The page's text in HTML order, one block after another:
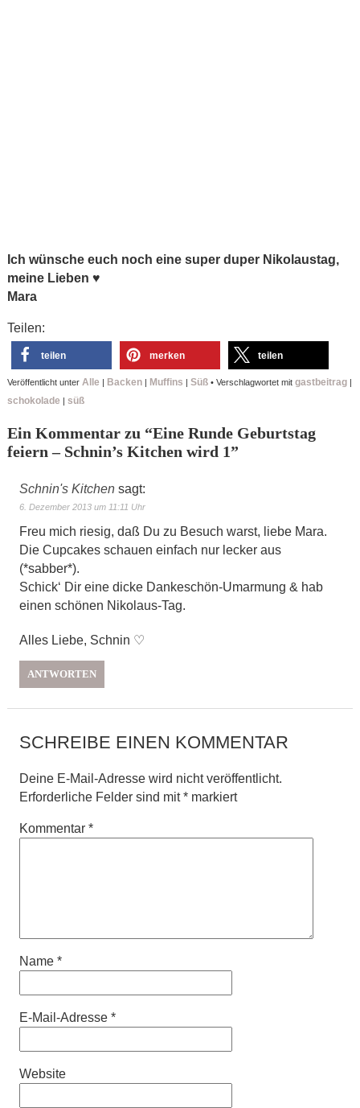
Ich wünsche euch noch eine super duper Nikolaustag,
meine Lieben ♥
Mara
Teilen:
teilen merken teilen
Veröffentlicht unter Alle Backen| Muffins Süß• Verschlagwortet mit gastbeitrag|
schokolade süß
Ein Kommentar zu “Eine Runde Geburtstag
feiern – Schnin’s Kitchen wird 1”
Schnin's Kitchen sagt:
6. Dezember 2013 um 11:11 Uhr
Freu mich riesig, daß Du zu Besuch warst, liebe Mara.
Die Cupcakes schauen einfach nur lecker aus
(*sabber*).
Schick‘ Dir eine dicke Dankeschön-Umarmung & hab
einen schönen Nikolaus-Tag.
Alles Liebe, Schnin ♡
ANTWORTEN
SCHREIBE EINEN KOMMENTAR
Deine E-Mail-Adresse wird nicht veröffentlicht.
Erforderliche Felder sind mit*markiert
Kommentar *
Name *
E-Mail-Adresse *
Website